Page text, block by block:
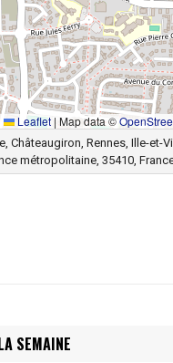
Leaflet |Map data ©
Châteaugiron, Rennes, Ille-et-
métropolitaine, 35410,
SEMAINE